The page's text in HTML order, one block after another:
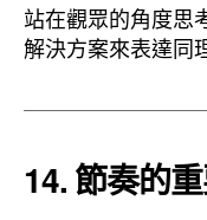
站在觀眾的角度思
解決方案來表達同
14. 節奏的